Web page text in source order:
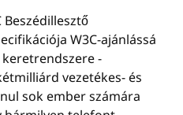
Beszédillesztő
W3C-ajánlássá
keretrendszere -
vezetékes- és
sok ember számára